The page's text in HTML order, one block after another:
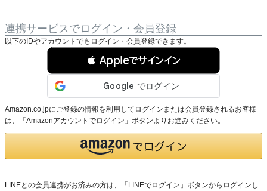
連携サービスでログイン・会員登録
以下のIDやアカウントでもログイン・会員登録できます。
 Appleでサインイン
Amazon.co.jpにご登録の情報を利用してログインまたは会員登録されるお客様
は、「Amazonアカウントでログイン」ボタンよりお進みください。
LINEとの会員連携がお済みの方は、「LINEでログイン」ボタンからログインし